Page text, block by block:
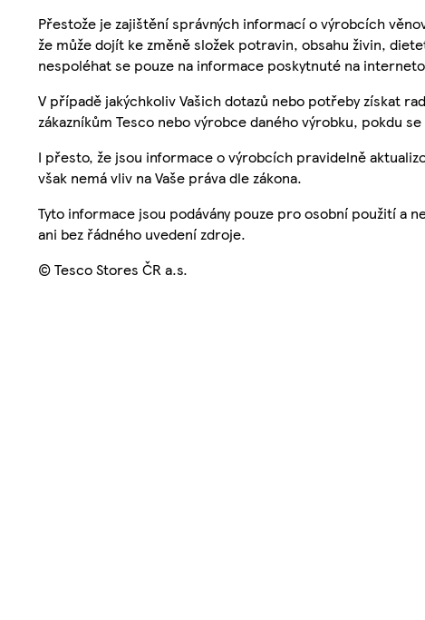
Přestože je zajištění správných informací o výrobcích
že může dojít ke změně složek potravin, obsahu živin,
nespoléhat se pouze na informace poskytnuté na
V případě jakýchkoliv Vašich dotazů nebo potřeby získat
zákazníkům Tesco nebo výrobce daného výrobku, pokdu
I přesto, že jsou informace o výrobcích pravidelně
však nemá vliv na Vaše práva dle zákona.
Tyto informace jsou podávány pouze pro osobní použití a
ani bez řádného uvedení zdroje.
© Tesco Stores ČR a.s.